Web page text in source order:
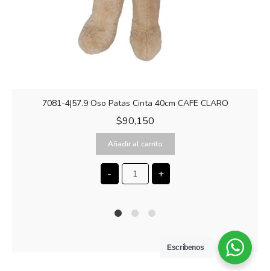
7081-4|57.9 Oso Patas Cinta 40cm CAFE CLARO
$90,150
Añadir al carrito
- +
Escríbenos